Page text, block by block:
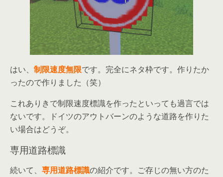
はい、 制限速度無限です。完全にネタ枠です。作りたか
ったので作りました（笑）
これありきで制限速度標識を作ったといっても過言では
ないです。ドイツのアウトバーンのような道路を作りた
い場合はどうぞ。
専用道路標識
続いて、 専用道路標識の紹介です。ご存じの無い方のた